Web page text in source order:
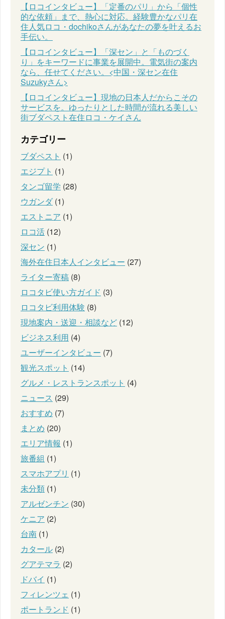
【ロコインタビュー】「定番のパリ」から「個性
的な依頼」まで、熱心に対応。経験豊かなパリ在
住人気ロコ・dochikoさんがあなたの夢を叶えるお
手伝い。
【ロコインタビュー】「深セン」と「ものづく
り」をキーワードに事業を展開中。電気街の案内
なら、任せてください。<中国・深セン在住
Suzukyさん>
【ロコインタビュー】現地の日本人だからこその
サービスを。ゆったりとした時間が流れる美しい
街ブダペスト在住ロコ・ケイさん
カテゴリー
ブダペスト (1)
エジプト (1)
タンゴ留学 (28)
ウガンダ(1)
エストニア (1)
ロコ活 (12)
深セン (1)
海外在住日本人インタビュー (27)
ライター寄稿 (8)
ロコタビ使い方ガイド (3)
ロコタビ利用体験 (8)
現地案内・送迎・相談など (12)
ビジネス利用 (4)
ユーザーインタビュー (7)
観光スポット (14)
グルメ・レストランスポット (4)
ニュース (29)
おすすめ (7)
まとめ (20)
エリア情報 (1)
旅番組 (1)
スマホアプリ (1)
未分類 (1)
アルゼンチン (30)
ケニア (2)
台南 (1)
カタール (2)
グアテマラ (2)
ドバイ (1)
フィレンツェ (1)
ポートランド (1)